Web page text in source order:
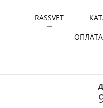
RASSVET